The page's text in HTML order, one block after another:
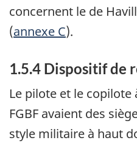
concernent le de
(annexe C).
1.5.4 Dispositif de
Le pilote et le
FGBF avaient des
style militaire à haut